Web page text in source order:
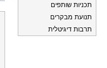
תכניות שותפים
תנועת מבקרים
תרבות דיגיטלית